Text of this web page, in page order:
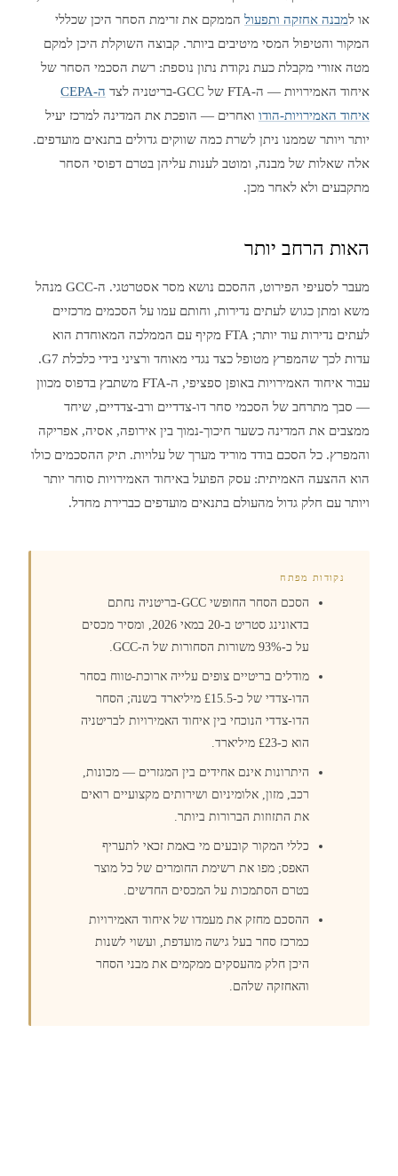
או למבנה אחזקה ותפעול הממקם את זרימת הסחר היכן שכללי
המקור והטיפול המסי מיטיבים ביותר. קבוצה השוקלת היכן למקם
מטה אזורי מקבלת כעת נקודת נתון נוספת: רשת הסכמי הסחר של
איחוד האמירויות — ה-FTA של GCC-בריטניה לצד
ה-CEPA
איחוד האמירויות-הודו ואחרים — הופכת את המדינה למרכז יעיל
יותר ויותר שממנו ניתן לשרת כמה שווקים גדולים בתנאים מועדפים.
אלה שאלות של מבנה, ומוטב לענות עליהן בטרם דפוסי הסחר
מתקבעים ולא לאחר מכן.
האות הרחב יותר
מעבר לסעיפי הפירוט, ההסכם נושא מסר אסטרטגי. ה-GCC מנהל
משא ומתן כגוש לעתים נדירות, וחותם עמו על הסכמים מרכזיים
לעתים נדירות עוד יותר; FTA מקיף עם הממלכה המאוחדת הוא
עדות לכך שהמפרץ מטופל כצד נגדי מאוחד ורציני בידי כלכלת G7.
עבור איחוד האמירויות באופן ספציפי, ה-FTA משתבץ בדפוס מכוון
— סבך מתרחב של הסכמי סחר דו-צדדיים ורב-צדדיים, שיחד
ממצבים את המדינה כשער חיכוך-נמוך בין אירופה, אסיה, אפריקה
והמפרץ. כל הסכם בודד מוריד מערך של עלויות. תיק ההסכמים כולו
הוא ההצעה האמיתית: עסק הפועל באיחוד האמירויות סוחר יותר
ויותר עם חלק גדול מהעולם בתנאים מועדפים כברירת מחדל.
נקודות מפתח
הסכם הסחר החופשי GCC-בריטניה נחתם
בדאונינג סטריט ב-20 במאי 2026, ומסיר מכסים
על כ-93% משורות הסחורות של ה-GCC.
מודלים בריטיים צופים עלייה ארוכת-טווח בסחר
הדו-צדדי של כ-£15.5 מיליארד בשנה; הסחר
הדו-צדדי הנוכחי בין איחוד האמירויות לבריטניה
הוא כ-£23 מיליארד.
היתרונות אינם אחידים בין המגזרים — מכונות,
רכב, מזון, אלומיניום ושירותים מקצועיים רואים
את התזוזות הברורות ביותר.
כללי המקור קובעים מי באמת זכאי לתעריף
האפס; מפו את רשימת החומרים של כל מוצר
בטרם הסתמכות על המכסים החדשים.
ההסכם מחזק את מעמדו של איחוד האמירויות
כמרכז סחר בעל גישה מועדפת, ועשוי לשנות
היכן חלק מהעסקים ממקמים את מבני הסחר
והאחזקה שלהם.